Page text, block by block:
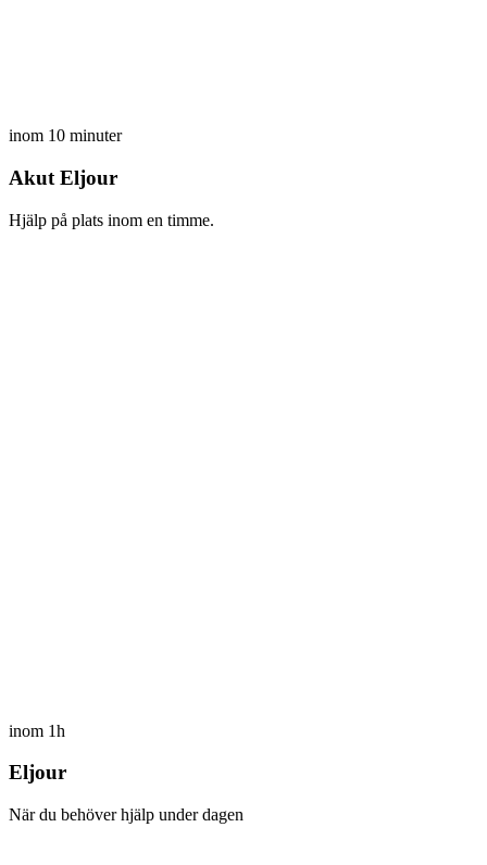
inom 10 minuter
Akut Eljour
Hjälp på plats inom en timme.
inom 1h
Eljour
När du behöver hjälp under dagen